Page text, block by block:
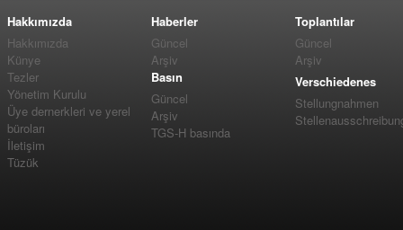
Hakkımızda
Hakkımızda
Künye
Tezler
Yönetim Kurulu
Üye dernerkleri ve yerel
büroları
İletişim
Tüzük
Haberler
Güncel
Arşiv
Basın
Güncel
Arşiv
TGS-H basında
Toplantılar
Güncel
Arşiv
Verschiedenes
Stellungnahmen